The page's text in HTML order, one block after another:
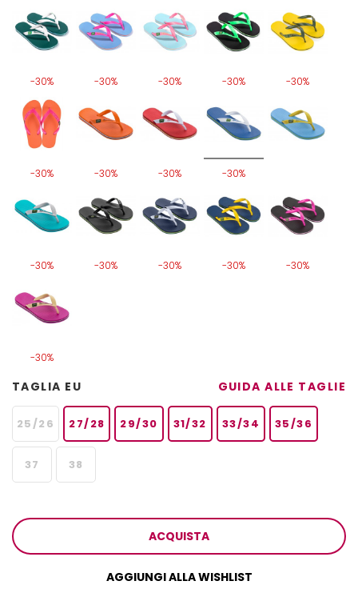
-30% -30% -30% -30% -30%
-30% -30% -30% -30%
-30% -30% -30% -30% -30%
-30%
TAGLIA EU GUIDA ALLE TAGLIE
25/26 27/28 29/30 31/32 33/34 35/36
37 38
ACQUISTA
AGGIUNGI ALLA WISHLIST